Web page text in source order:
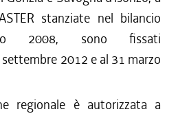
stanziate nel bilancio
2008, sono fissati
2012 e al 31 marzo
regionale è autorizzata a